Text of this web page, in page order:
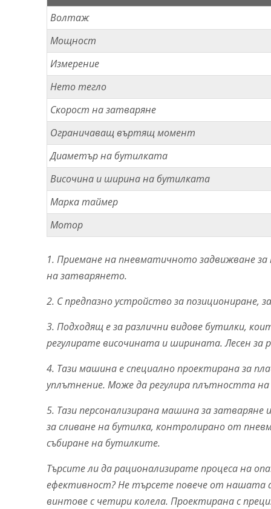
Волтаж
Мощност
Измерение
Нето тегло
Скорост на затваряне
Ограничаващ въртящ момент
Диаметър на бутилката
Височина и ширина на бутилката
Марка таймер
Мотор
1. Приемане на пневматичното задвижване
на затварянето.
2. С предпазно устройство за позициониране,
3. Подходящ е за различни видове бутилки,
регулирате височината и ширината. Лесен за
4. Тази машина е специално проектирана за
уплътнение. Може да регулира плътността
5. Тази персонализирана машина за
за сливане на бутилка, контролирано от
събиране на бутилките.
Търсите ли да рационализирате процеса на
ефективност? Не търсете повече от нашата
винтове с четири колела. Проектирана с